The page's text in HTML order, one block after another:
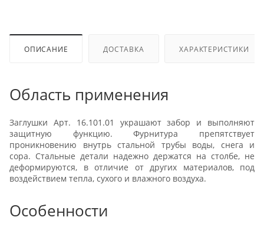
ОПИСАНИЕ ДОСТАВКА ХАРАКТЕРИСТИКИ
Область применения
Заглушки Арт. 16.101.01 украшают забор и выполняют
защитную функцию. Фурнитура препятствует
проникновению внутрь стальной трубы воды, снега и
сора. Стальные детали надежно держатся на столбе, не
деформируются, в отличие от других материалов, под
воздействием тепла, сухого и влажного воздуха.
Особенности